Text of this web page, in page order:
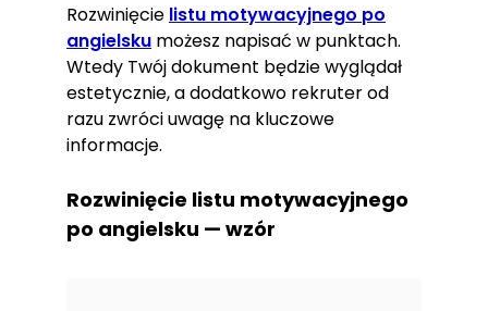
Rozwinięcie listu motywacyjnego po
angielsku możesz napisać w punktach.
Wtedy Twój dokument będzie wyglądał
estetycznie, a dodatkowo rekruter od
razu zwróci uwagę na kluczowe
informacje.
Rozwinięcie listu motywacyjnego
po angielsku — wzór